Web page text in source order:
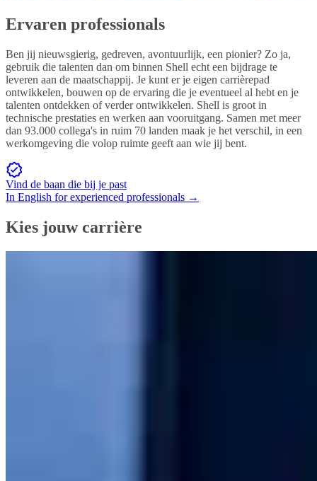
Ervaren professionals
Ben jij nieuwsgierig, gedreven, avontuurlijk, een pionier? Zo ja,
gebruik die talenten dan om binnen Shell echt een bijdrage te
leveren aan de maatschappij. Je kunt er je eigen carrièrepad
ontwikkelen, bouwen op de ervaring die je eventueel al hebt en je
talenten ontdekken of verder ontwikkelen. Shell is groot in
technische prestaties en werken aan vooruitgang. Samen met meer
dan 93.000 collega's in ruim 70 landen maak je het verschil, in een
werkomgeving die volop ruimte geeft aan wie jij bent.
Vind de baan die bij je past
In English for experienced professionals →
Kies jouw carrière